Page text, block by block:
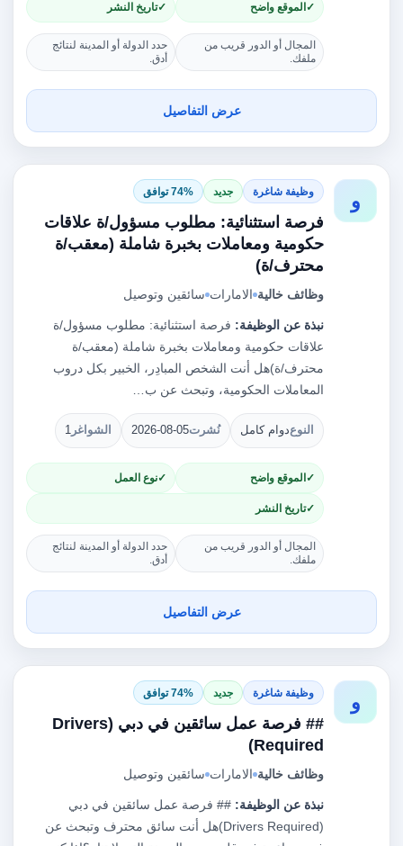
الموقع واضح تاريخ النشر
المجال أو الدور قريب من
ملفك.
حدد الدولة أو المدينة لنتائج
أدق.
عرض التفاصيل
و وظيفة شاغرة جديد 74% توافق
فرصة استثنائية: مطلوب مسؤول/ة علاقات
حكومية ومعاملات بخبرة شاملة (معقب/ة
محترف/ة)
وظائف خالية الامارات سائقين وتوصيل
نبذة عن الوظيفة: فرصة استثنائية: مطلوب مسؤول/ة
علاقات حكومية ومعاملات بخبرة شاملة (معقب/ة
محترف/ة)هل أنت الشخص المبادِر، الخبير بكل دروب
المعاملات الحكومية، وتبحث عن ب…
النوعدوام كامل نُشرت2026-08-05 الشواغر 1
الموقع واضح نوع العمل
تاريخ النشر
المجال أو الدور قريب من
ملفك.
حدد الدولة أو المدينة لنتائج
أدق.
عرض التفاصيل
و وظيفة شاغرة جديد 74% توافق
## فرصة عمل سائقين في دبي (Drivers
Required)
وظائف خالية الامارات سائقين وتوصيل
نبذة عن الوظيفة: ## فرصة عمل سائقين في دبي
(Drivers Required)هل أنت سائق محترف وتبحث عن